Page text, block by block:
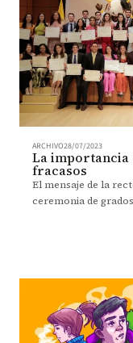
ARCHIVO28/07/2023
La importancia
fracasos
El mensaje de la
ceremonia de